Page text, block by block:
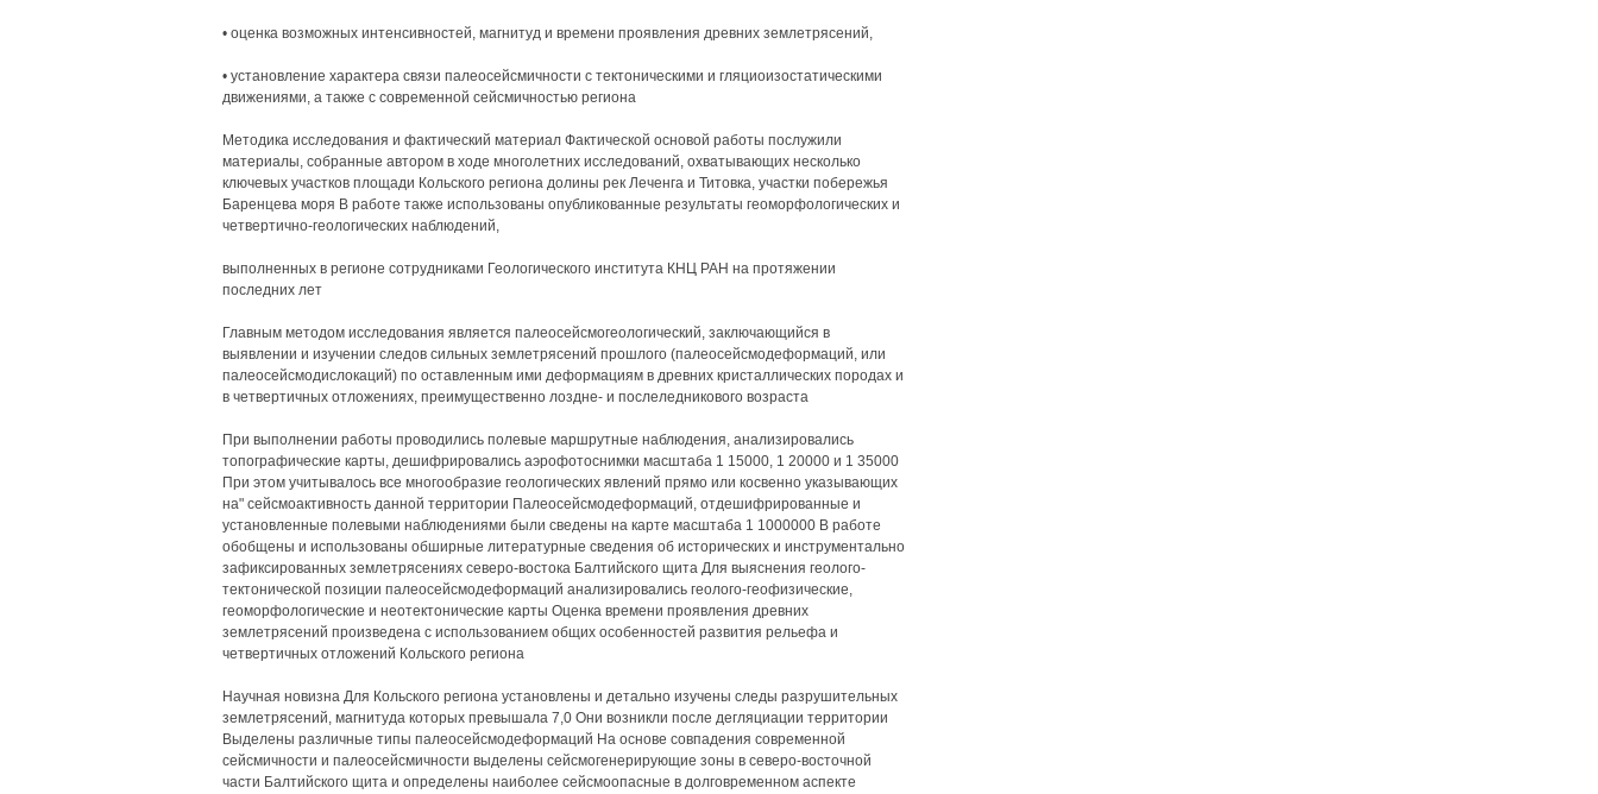
• оценка возможных интенсивностей, магнитуд и времени проявления древних землетрясений,
• установление характера связи палеосейсмичности с тектоническими и гляциоизостатическими
движениями, а также с современной сейсмичностью региона
Методика исследования и фактический материал Фактической основой работы послужили
материалы, собранные автором в ходе многолетних исследований, охватывающих несколько
ключевых участков площади Кольского региона долины рек Леченга и Титовка, участки побережья
Баренцева моря В работе также использованы опубликованные результаты геоморфологических и
четвертично-геологических наблюдений,
выполненных в регионе сотрудниками Геологического института КНЦ РАН на протяжении
последних лет
Главным методом исследования является палеосейсмогеологический, заключающийся в
выявлении и изучении следов сильных землетрясений прошлого (палеосейсмодеформаций, или
палеосейсмодислокаций) по оставленным ими деформациям в древних кристаллических породах и
в четвертичных отложениях, преимущественно лоздне- и послеледникового возраста
При выполнении работы проводились полевые маршрутные наблюдения, анализировались
топографические карты, дешифрировались аэрофотоснимки масштаба 1 15000, 1 20000 и 1 35000
При этом учитывалось все многообразие геологических явлений прямо или косвенно указывающих
на" сейсмоактивность данной территории Палеосейсмодеформаций, отдешифрированные и
установленные полевыми наблюдениями были сведены на карте масштаба 1 1000000 В работе
обобщены и использованы обширные литературные сведения об исторических и инструментально
зафиксированных землетрясениях северо-востока Балтийского щита Для выяснения геолого-
тектонической позиции палеосейсмодеформаций анализировались геолого-геофизические,
геоморфологические и неотектонические карты Оценка времени проявления древних
землетрясений произведена с использованием общих особенностей развития рельефа и
четвертичных отложений Кольского региона
Научная новизна Для Кольского региона установлены и детально изучены следы разрушительных
землетрясений, магнитуда которых превышала 7,0 Они возникли после дегляциации территории
Выделены различные типы палеосейсмодеформаций На основе совпадения современной
сейсмичности и палеосейсмичности выделены сейсмогенерирующие зоны в северо-восточной
части Балтийского щита и определены наиболее сейсмоопасные в долговременном аспекте